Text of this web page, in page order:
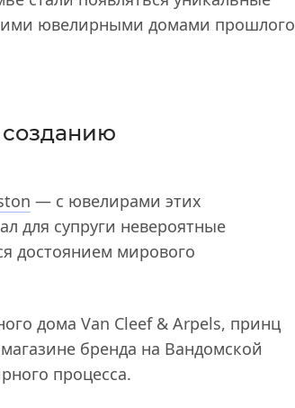
ювелирными домами прошлого
— с ювелирами этих
для супруги невероятные
достоянием мирового
дома Van Cleef & Arpels, принц
бренда на Вандомской
процесса.